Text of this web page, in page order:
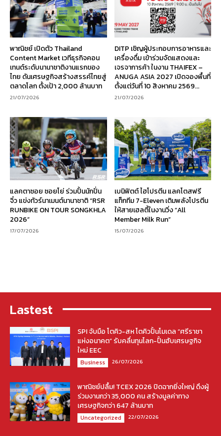
พาณิชย์ เปิดตัว Thailand
Content Market เวทีธุรกิจคอน
เทนต์ระดับนานาชาติงานแรกของ
ไทย ดันเศรษฐกิจสร้างสรรค์ไทยสู่
ตลาดโลก ตั้งเป้า 2,000 ล้านบาท
21/07/2026
DITP เชิญผู้ประกอบการอาหารและ
เครื่องดื่ม เข้าร่วมจัดแสดงและ
เจรจาการค้า ในงาน THAIFEX –
ANUGA ASIA 2027 เปิดจองพื้นที่
ตั้งแต่วันที่ 10 สิงหาคม 2569...
21/07/2026
แลคตาซอย ซอยโย่ ร่วมปั้นนักปั่น
จิ๋ว แข่งทัวร์นาเมนต์นานาชาติ “RSR
RUNBIKE ON TOUR SONGKHLA
2026”
17/07/2026
เบนิฟิตต์ ไฮโปรตีน แลคโตสฟรี
แท็กทีม 7-Eleven เติมพลังโปรตีน
ให้สายเฮลตี้ในงานวิ่ง “All
Member Milk Run”
15/07/2026
Lastest
SPI จับมือ โตคิว-สห โตคิวปั้นโมเดล “ศรีราชา
แห่งอนาคต” รับคลื่นทุนโลก-ปั้นฮับเศรษฐกิจ
ใหม่ EEC
Business 26/07/2026
พาณิชย์ปลื้ม! TCEX 2026 ปิดฉากยิ่งใหญ่ ดึงผู้
ร่วมงานกว่า 35,000 คน สร้างมูลค่าทาง
เศรษฐกิจกว่า 647 ล้านบาท
Uncategorized 22/07/2026